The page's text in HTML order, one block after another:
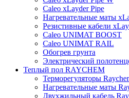
Caleo xLayder Pipe
Нагревательные маты
Резистивные кабели
Caleo UNIMAT BOOST
Caleo UNIMAT RAIL
Обогрев грунта
Электрический
Теплый пол RAYCHEM
Терморегуляторы
Нагревательные маты
Двухжильный кабель